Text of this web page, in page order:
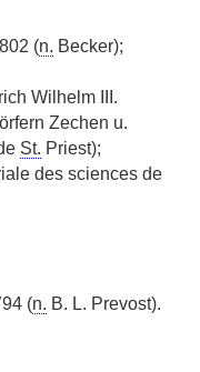
(n. Becker);
Wilhelm III.
Zechen u.
St. Priest);
des sciences de
(n. B. L. Prevost).